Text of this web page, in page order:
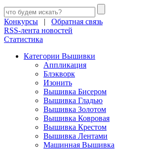
Конкурсы | Обратная связь
RSS-лента новостей
Статистика
Категории Вышивки
Аппликация
Блэкворк
Изонить
Вышивка Бисером
Вышивка Гладью
Вышивка Золотом
Вышивка Ковровая
Вышивка Крестом
Вышивка Лентами
Машинная Вышивка